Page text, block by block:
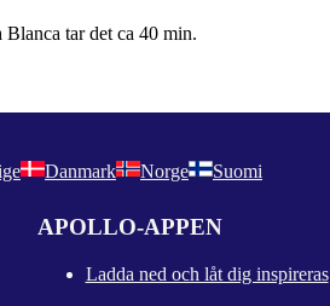
tar det ca 40 min.
Danmark Norge Suomi
APOLLO-APPEN
Ladda ned och låt dig inspireras